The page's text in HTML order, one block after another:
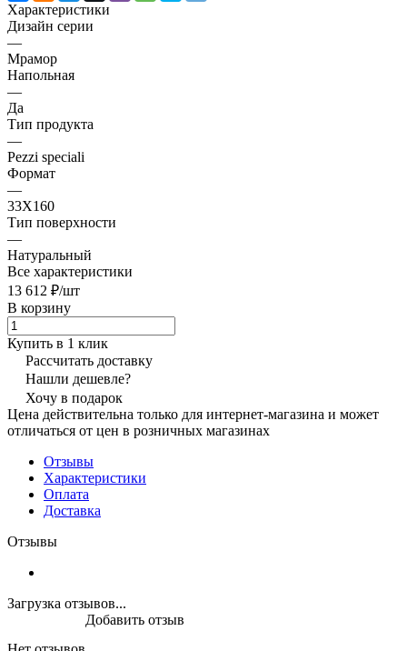
Характеристики
Дизайн серии
—
Мрамор
Напольная
—
Да
Тип продукта
—
Pezzi speciali
Формат
—
33X160
Тип поверхности
—
Натуральный
Все характеристики
13 612 ₽/шт
В корзину
Купить в 1 клик
Рассчитать доставку
Нашли дешевле?
Хочу в подарок
Цена действительна только для интернет-магазина и может
отличаться от цен в розничных магазинах
Отзывы
Характеристики
Оплата
Доставка
Отзывы
Загрузка отзывов...
Добавить отзыв